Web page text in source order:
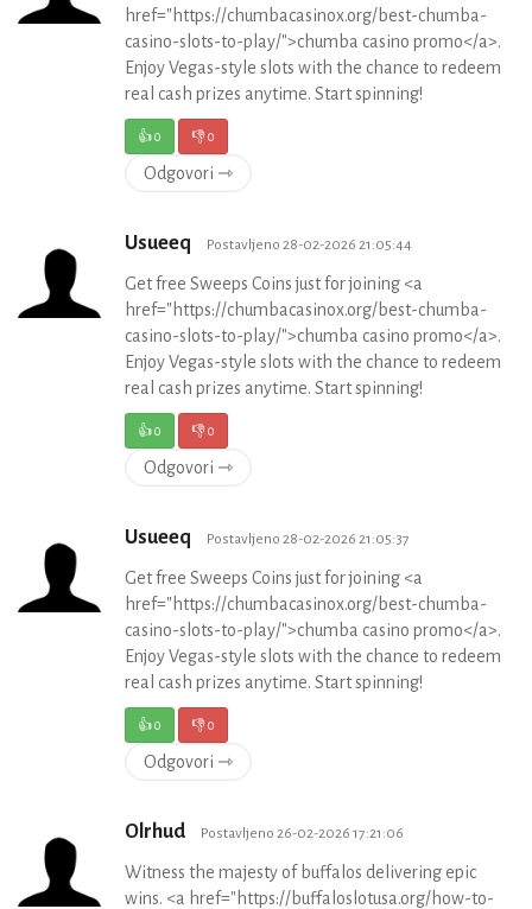
href="https://chumbacasinox.org/best-chumba-
casino-slots-to-play/">chumba casino promo</a>.
Enjoy Vegas-style slots with the chance to redeem
real cash prizes anytime. Start spinning!
👍0 👎0
Odgovori ⇾
Usueeq Postavljeno 28-02-2026 21:05:44
Get free Sweeps Coins just for joining <a
href="https://chumbacasinox.org/best-chumba-
casino-slots-to-play/">chumba casino promo</a>.
Enjoy Vegas-style slots with the chance to redeem
real cash prizes anytime. Start spinning!
👍0 👎0
Odgovori ⇾
Usueeq Postavljeno 28-02-2026 21:05:37
Get free Sweeps Coins just for joining <a
href="https://chumbacasinox.org/best-chumba-
casino-slots-to-play/">chumba casino promo</a>.
Enjoy Vegas-style slots with the chance to redeem
real cash prizes anytime. Start spinning!
👍0 👎0
Odgovori ⇾
Olrhud Postavljeno 26-02-2026 17:21:06
Witness the majesty of buffalos delivering epic
wins. <a href="https://buffaloslotusa.org/how-to-